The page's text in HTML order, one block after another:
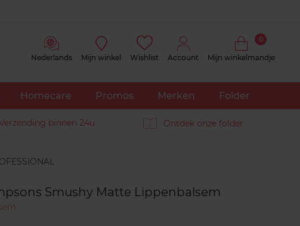
Nederlands Mijn winkel Wishlist Account Mijn winkelmandje
0
Homecare Promos Merken Folder
binnen 24u Ontdek onze folder
Smushy Matte Lippenbalsem